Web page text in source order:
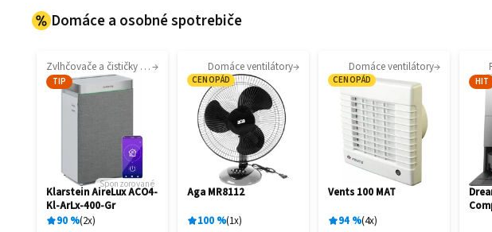
Domáce a osobné spotrebiče
Zvlhčovače a čističky vzduchu
TIP
Sponzorované
Klarstein AireLux ACO4-
Kl-ArLx-400-Gr
90 % 2x
Domáce ventilátory
CENOPÁD
Aga MR8112
100 % 1x
Domáce ventilátory
CENOPÁD
Vents 100 MAT
94% 4x
HIT